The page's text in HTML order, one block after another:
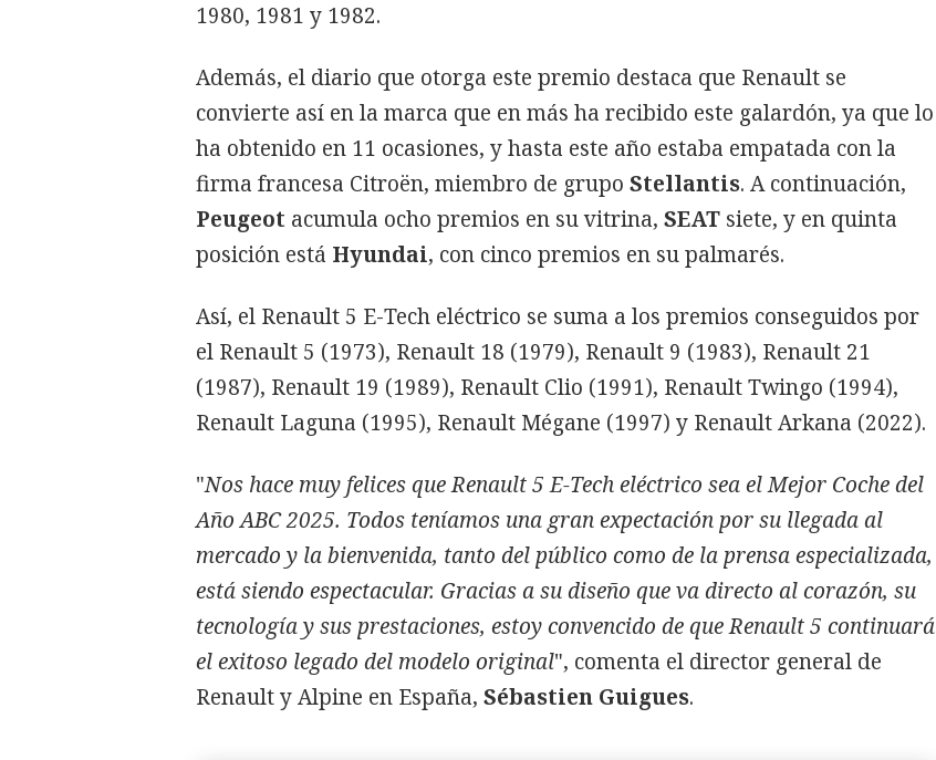
1980, 1981 y 1982.
Además, el diario que otorga este premio destaca que Renault se
convierte así en la marca que en más ha recibido este galardón, ya que lo
ha obtenido en 11 ocasiones, y hasta este año estaba empatada con la
firma francesa Citroën, miembro de grupo Stellantis. A continuación,
Peugeot acumula ocho premios en su vitrina, SEAT siete, y en quinta
posición está Hyundai, con cinco premios en su palmarés.
Así, el Renault 5 E-Tech eléctrico se suma a los premios conseguidos por
el Renault 5 (1973), Renault 18 (1979), Renault 9 (1983), Renault 21
(1987), Renault 19 (1989), Renault Clio (1991), Renault Twingo (1994),
Renault Laguna (1995), Renault Mégane (1997) y Renault Arkana (2022).
"Nos hace muy felices que Renault 5 E-Tech eléctrico sea el Mejor Coche del
Año ABC 2025. Todos teníamos una gran expectación por su llegada al
mercado y la bienvenida, tanto del público como de la prensa especializada,
está siendo espectacular. Gracias a su diseño que va directo al corazón, su
tecnología y sus prestaciones, estoy convencido de que Renault 5 continuará
el exitoso legado del modelo original", comenta el director general de
Renault y Alpine en España, Sébastien Guigues.